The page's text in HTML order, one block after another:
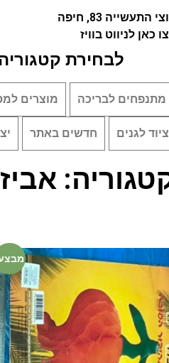
התעשייה 83, חיפה
כאן לניווט בוויז
לבחירת
מתנפחים לבריכה מוצרים
ציוד לגנים חדשים באתר